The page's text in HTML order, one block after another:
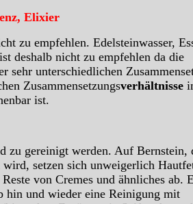
Elixier
zu empfehlen. Edelsteinwasser,
deshalb nicht zu empfehlen da die
sehr unterschiedlichen
Zusammensetzungsverhältnisse
ist.
zu gereinigt werden. Auf Bernstein,
wird, setzen sich unweigerlich
von Cremes und ähnliches ab.
hin und wieder eine Reinigung mit